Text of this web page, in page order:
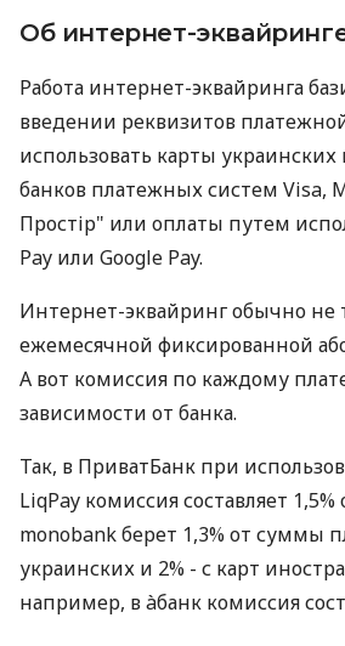
Об интернет-
Работа интернет-эквайринга
введении реквизитов
использовать карты
банков платежных систем Visa,
Простір" или оплаты путем
Pay или Google Pay.
Интернет-эквайринг обычно не
ежемесячной фиксированной
А вот комиссия по каждому
зависимости от банка.
Так, в ПриватБанк при
LiqPay комиссия составляет
monobank берет 1,3% от суммы
украинских и 2% - с карт
например, в àбанк комиссия